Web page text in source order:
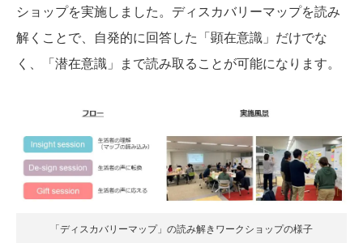
ショップを実施しました。ディスカバリーマップを読み
解くことで、自発的に回答した「顕在意識」だけでな
く、「潜在意識」まで読み取ることが可能になります。
「ディスカバリーマップ」の読み解きワークショップの様子